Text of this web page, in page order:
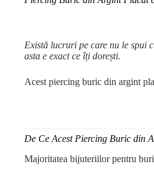
Există lucruri pe care nu le spui
asta e exact ce îți dorești.
Acest piercing buric din argint
De Ce Acest Piercing Buric din
Majoritatea bijuteriilor pentru